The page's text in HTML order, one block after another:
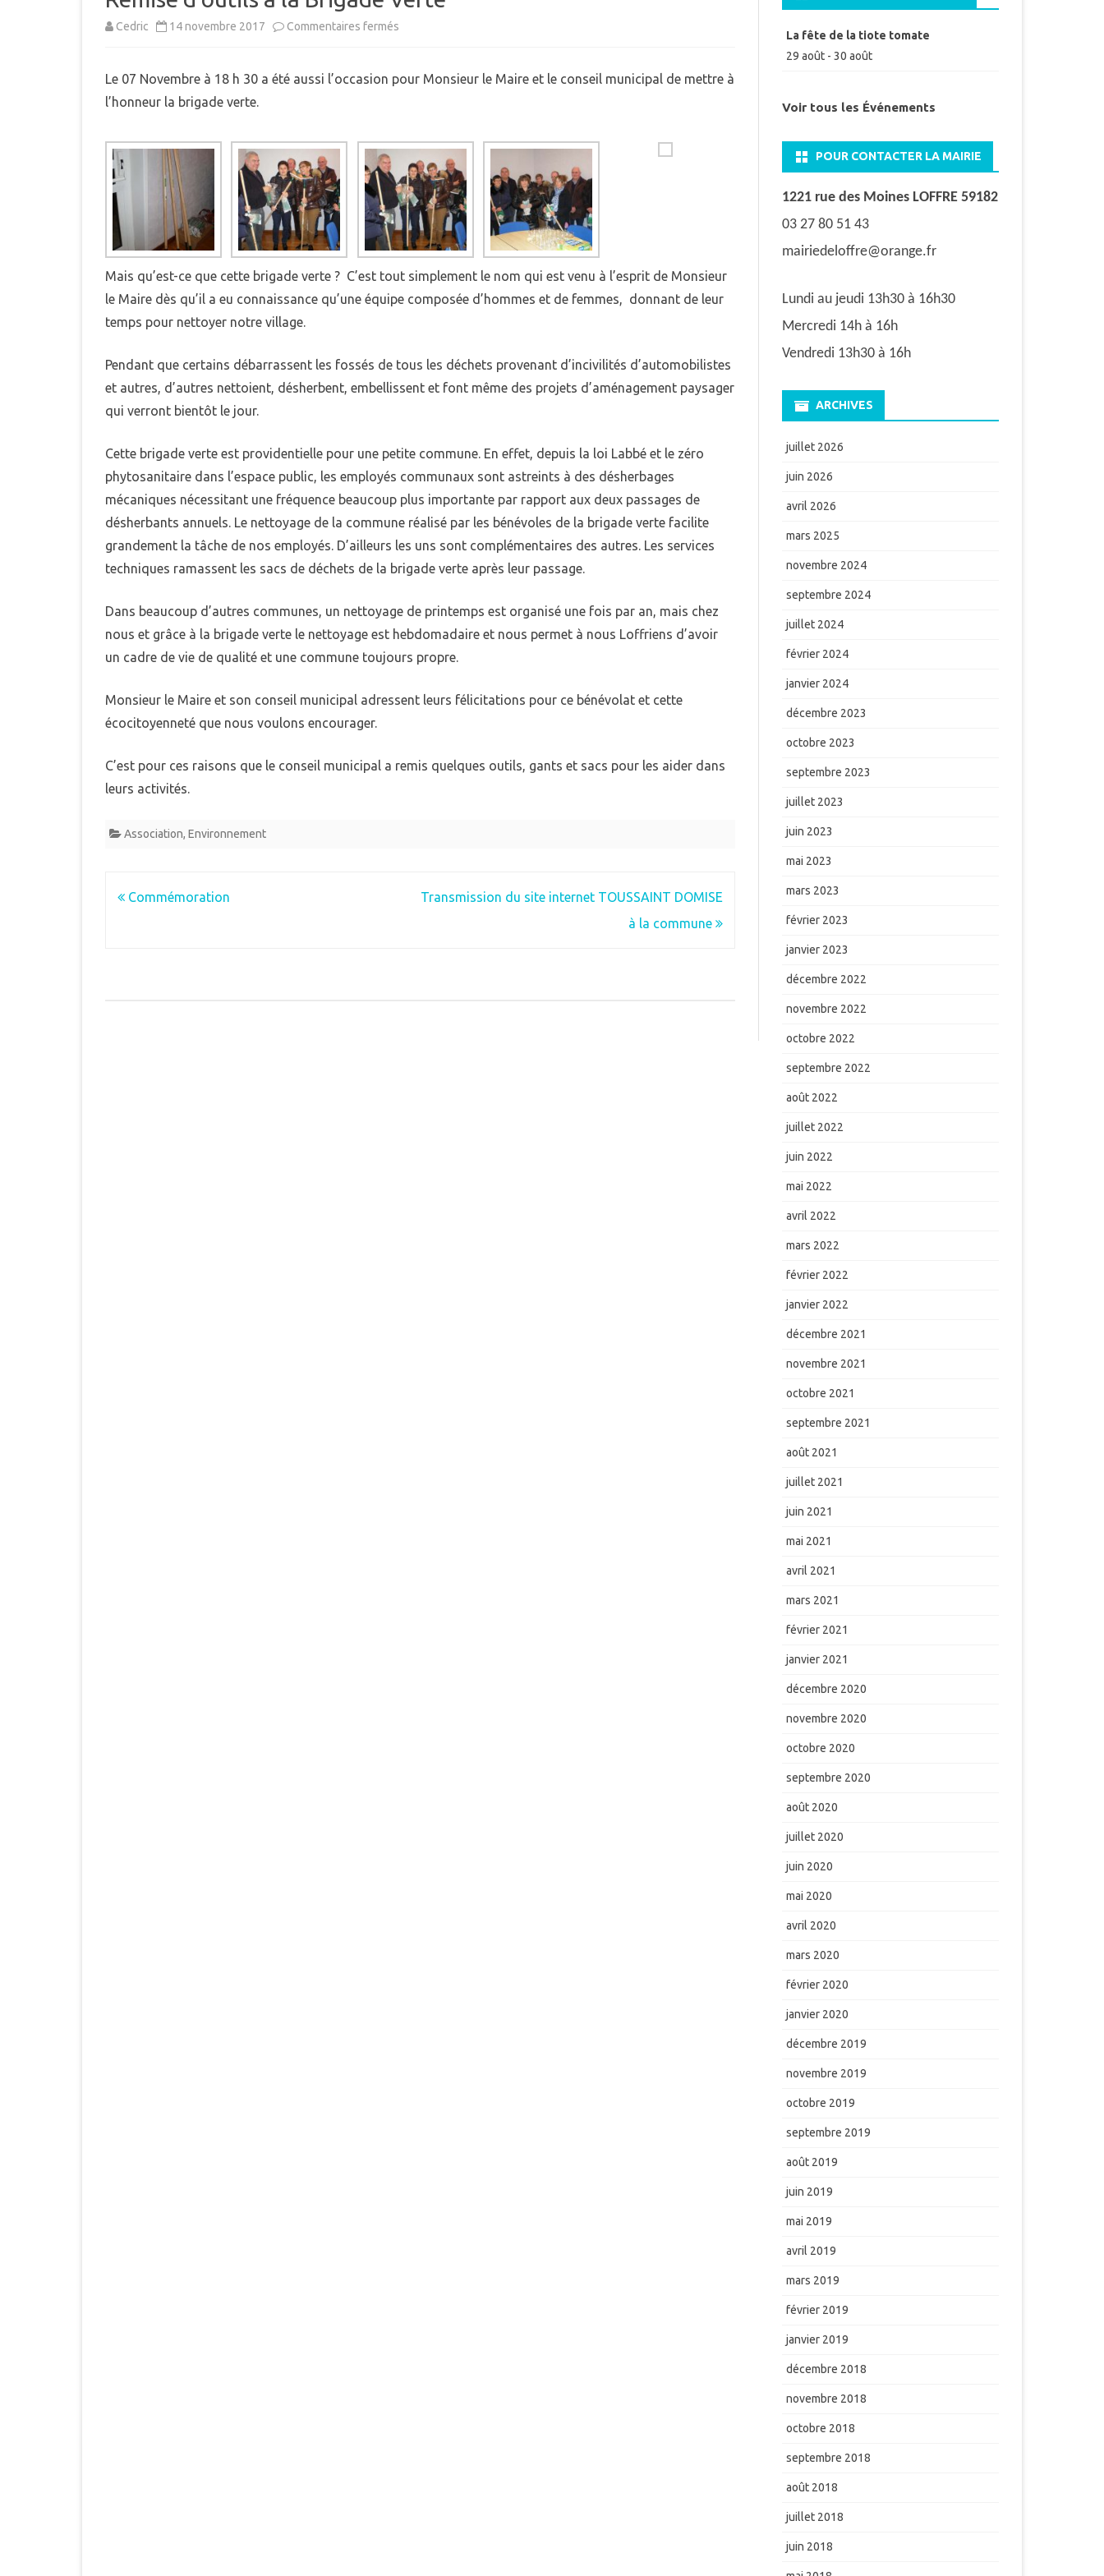
DÉMARCHES ADMINISTRATIVES
EQUIPEMENTS
Cedric 14 novembre 2017 Commentaires fermés
d’outils
la
Brigade
Verte
Le 07 Novembre à 18 h 30 a été aussi l’occasion pour Monsieur le Maire et le conseil municipal de mettre à
l’honneur la brigade verte.
Mais qu’est-ce que cette brigade verte ? C’est tout simplement le nom qui est venu à l’esprit de Monsieur
le Maire dès qu’il a eu connaissance qu’une équipe composée d’hommes et de femmes, donnant de leur
temps pour nettoyer notre village.
Pendant que certains débarrassent les fossés de tous les déchets provenant d’incivilités d’automobilistes
et autres, d’autres nettoient, désherbent, embellissent et font même des projets d’aménagement paysager
qui verront bientôt le jour.
Cette brigade verte est providentielle pour une petite commune. En effet, depuis la loi Labbé et le zéro
phytosanitaire dans l’espace public, les employés communaux sont astreints à des désherbages
mécaniques nécessitant une fréquence beaucoup plus importante par rapport aux deux passages de
désherbants annuels. Le nettoyage de la commune réalisé par les bénévoles de la brigade verte facilite
grandement la tâche de nos employés. D’ailleurs les uns sont complémentaires des autres. Les services
techniques ramassent les sacs de déchets de la brigade verte après leur passage.
Dans beaucoup d’autres communes, un nettoyage de printemps est organisé une fois par an, mais chez
nous et grâce à la brigade verte le nettoyage est hebdomadaire et nous permet à nous Loffriens d’avoir
un cadre de vie de qualité et une commune toujours propre.
Monsieur le Maire et son conseil municipal adressent leurs félicitations pour ce bénévolat et cette
écocitoyenneté que nous voulons encourager.
C’est pour ces raisons que le conseil municipal a remis quelques outils, gants et sacs pour les aider dans
leurs activités.
Association, Environnement
Navigation
Commémoration
Transmission du site internet TOUSSAINT DOMISE
à la commune
La fête de la tiote tomate
29 août- 30 août
Voir tous les Événements
POUR CONTACTER LA MAIRIE
1221 rue des Moines LOFFRE 59182
03 27 80 51 43
mairiedeloffre@orange.fr
Lundi au jeudi 13h30 à 16h30
Mercredi 14h à 16h
Vendredi 13h30 à 16h
ARCHIVES
juillet 2026
juin 2026
avril 2026
mars 2025
novembre 2024
septembre 2024
juillet 2024
février 2024
janvier 2024
décembre 2023
octobre 2023
septembre 2023
juillet 2023
juin 2023
mai 2023
mars 2023
février 2023
janvier 2023
décembre 2022
novembre 2022
octobre 2022
septembre 2022
août 2022
juillet 2022
juin 2022
mai 2022
avril 2022
mars 2022
février 2022
janvier 2022
décembre 2021
novembre 2021
octobre 2021
septembre 2021
août 2021
juillet 2021
juin 2021
mai 2021
avril 2021
mars 2021
février 2021
janvier 2021
décembre 2020
novembre 2020
octobre 2020
septembre 2020
août 2020
juillet 2020
juin 2020
mai 2020
avril 2020
mars 2020
février 2020
janvier 2020
décembre 2019
novembre 2019
octobre 2019
septembre 2019
août 2019
juin 2019
mai 2019
avril 2019
mars 2019
février 2019
janvier 2019
décembre 2018
novembre 2018
octobre 2018
septembre 2018
août 2018
juillet 2018
juin 2018